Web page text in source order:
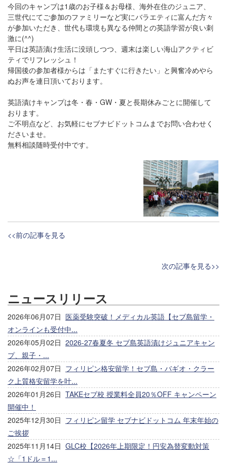
今回のキャンプは1歳のお子様＆お母様、海外在住のジュニア、
三世代にてご参加のファミリーなど実にバラエティに富んだ方々
が参加いただき、世代も環境も異なる仲間との英語学習が良い刺
激に(^^)
平日は英語漬け生活に没頭しつつ、週末は楽しい海山アクティビ
ティでリフレッシュ！
帰国後の参加者様からは「またすぐに行きたい」と興奮冷めやら
ぬお声を連日頂いております。
英語漬けキャンプは冬・春・GW・夏と長期休みごとに開催して
おります。
ご不明点など、お気軽にセブナビドットコムまでお問い合わせく
ださいませ。
無料相談随時受付中です。
<<前の記事を見る
次の記事を見る>>
ニュースリリース
2026年06月07日 医薬受験突破！メディカル英語【セブ島留学・
オンラインも受付中...
2026年05月02日 2026-27春夏冬 セブ島英語漬けジュニアキャン
プ、親子・...
2026年02月07日 フィリピン格安留学！セブ島・バギオ・クラー
ク上質格安留学を叶...
2026年01月26日 TAKEセブ校 授業料全員20％OFF キャンペーン
開催中！
2025年12月30日 フィリピン留学 セブナビドットコム 年末年始の
ご挨拶
2025年11月14日 GLC校【2026年上期限定！円安為替変動対策
☆「1ドル＝1...